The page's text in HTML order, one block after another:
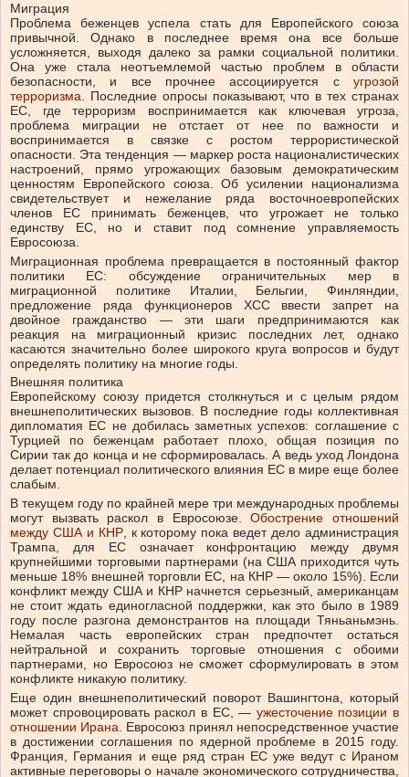
Миграция
Проблема беженцев успела стать для Европейского союза
привычной. Однако в последнее время она все больше
усложняется, выходя далеко за рамки социальной политики.
Она уже стала неотъемлемой частью проблем в области
безопасности, и все прочнее ассоциируется с угрозой
терроризма. Последние опросы показывают, что в тех странах
ЕС, где терроризм воспринимается как ключевая угроза,
проблема миграции не отстает от нее по важности и
воспринимается в связке с ростом террористической
опасности. Эта тенденция — маркер роста националистических
настроений, прямо угрожающих базовым демократическим
ценностям Европейского союза. Об усилении национализма
свидетельствует и нежелание ряда восточноевропейских
членов ЕС принимать беженцев, что угрожает не только
единству ЕС, но и ставит под сомнение управляемость
Евросоюза.
Миграционная проблема превращается в постоянный фактор
политики ЕС: обсуждение ограничительных мер в
миграционной политике Италии, Бельгии, Финляндии,
предложение ряда функционеров ХСС ввести запрет на
двойное гражданство — эти шаги предпринимаются как
реакция на миграционный кризис последних лет, однако
касаются значительно более широкого круга вопросов и будут
определять политику на многие годы.
Внешняя политика
Европейскому союзу придется столкнуться и с целым рядом
внешнеполитических вызовов. В последние годы коллективная
дипломатия ЕС не добилась заметных успехов: соглашение с
Турцией по беженцам работает плохо, общая позиция по
Сирии так до конца и не сформировалась. А ведь уход Лондона
делает потенциал политического влияния ЕС в мире еще более
слабым.
В текущем году по крайней мере три международных проблемы
могут вызвать раскол в Евросоюзе.Обострение отношений
между США и КНР, к которому пока ведет дело администрация
Трампа, для ЕС означает конфронтацию между двумя
крупнейшими торговыми партнерами (на США приходится чуть
меньше 18% внешней торговли ЕС, на КНР — около 15%). Если
конфликт между США и КНР начнется серьезный, американцам
не стоит ждать единогласной поддержки, как это было в 1989
году после разгона демонстрантов на площади Тяньаньмэнь.
Немалая часть европейских стран предпочтет остаться
нейтральной и сохранить торговые отношения с обоими
партнерами, но Евросоюз не сможет сформулировать в этом
конфликте никакую политику.
Еще один внешнеполитический поворот Вашингтона, который
может спровоцировать раскол в ЕС, — ужесточение позиции в
отношении Ирана. Евросоюз принял непосредственное участие
в достижении соглашения по ядерной проблеме в 2015 году.
Франция, Германия и еще ряд стран ЕС уже ведут с Ираном
активные переговоры о начале экономического сотрудничества,